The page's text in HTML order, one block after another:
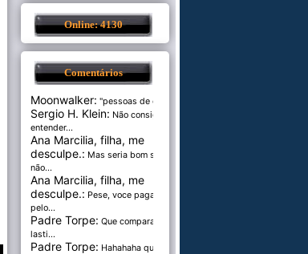
Online: 4130
Comentários
Moonwalker: "pessoas de cer...
Sergio H. Klein: Não consigo
entender...
Ana Marcilia, filha, me
desculpe.: Mas seria bom se
não...
Ana Marcilia, filha, me
desculpe.: Pese, voce paga
pelo...
Padre Torpe: Que comparação
lasti...
Padre Torpe: Hahahaha que